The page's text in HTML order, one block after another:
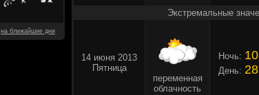
на ближайшие дни
Экстремальные
14 июня 2013
Пятница
переменная
облачность
Ночь:
День: